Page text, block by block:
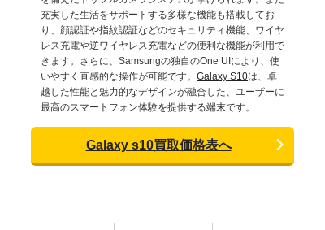
充実した生活をサポートする多様な機能も搭載してお
り、顔認証や指紋認証などのセキュリティ機能、ワイヤ
レス充電や逆ワイヤレス充電などの便利な機能が利用で
きます。さらに、Samsungの独自のOne UIにより、使
いやすく直感的な操作が可能です。 Galaxy S10は、卓
越した性能と魅力的なデザインが融合した、ユーザーに
最高のスマートフォン体験を提供する端末です。
Galaxy s10買取価格表へ